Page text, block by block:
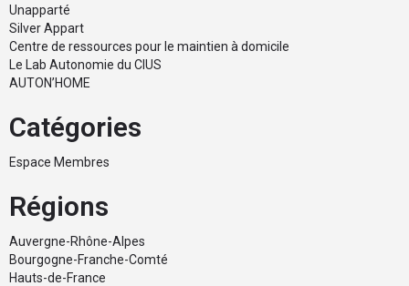
Unapparté
Silver Appart
Centre de ressources pour le maintien à domicile
Le Lab Autonomie du CIUS
AUTON’HOME
Catégories
Espace Membres
Régions
Auvergne-Rhône-Alpes
Bourgogne-Franche-Comté
Hauts-de-France